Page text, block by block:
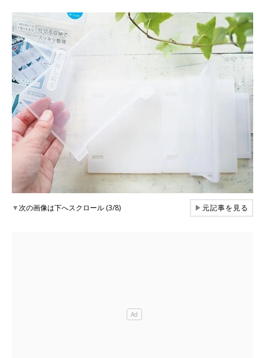
▼次の画像は下へスクロール (3/8) ▶元記事を見る